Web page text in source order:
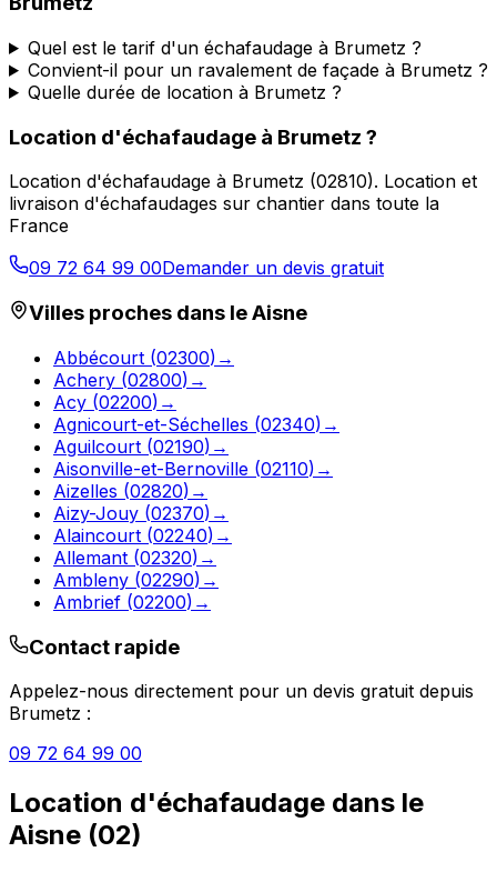
Quel est le tarif d'un échafaudage à Brumetz ?
Convient-il pour un ravalement de façade à Brumetz ?
Quelle durée de location à Brumetz ?
Location d'échafaudage à Brumetz ?
Location d'échafaudage à Brumetz (02810). Location et
livraison d'échafaudages sur chantier dans toute la
France
09 72 64 99 00Demander un devis gratuit
Villes proches dans leAisne
Abbécourt (02300) →
Achery (02800) →
Acy (02200) →
Agnicourt-et-Séchelles (02340) →
Aguilcourt (02190) →
Aisonville-et-Bernoville (02110) →
Aizelles (02820) →
Aizy-Jouy (02370) →
Alaincourt (02240) →
Allemant (02320) →
Ambleny (02290) →
Ambrief (02200) →
Contact rapide
Appelez-nous directement pour un devis gratuit depuis
Brumetz :
09 72 64 99 00
Location d'échafaudage dans le
Aisne (02)